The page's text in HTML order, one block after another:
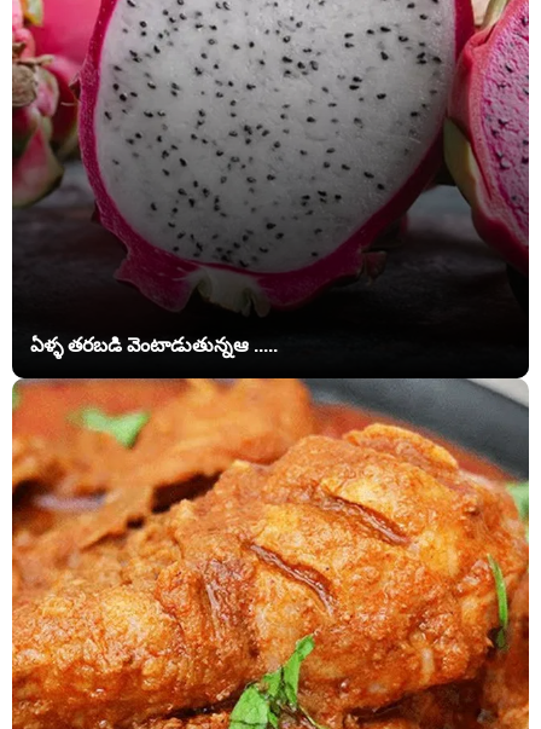
ఏళ్ళ తరబడి వెంటాడుతున్నఆ .....